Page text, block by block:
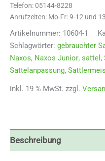
16,5"
Menge
Telefon: 05144-8228
Anrufzeiten: Mo-Fr: 9-12 und
Artikelnummer: 10604-1
Schlagwörter: gebrauchter
Naxos, Naxos Junior, sattel ,
Sattelanpassung,
inkl. 19 % MwSt. zzgl.
Beschreibung